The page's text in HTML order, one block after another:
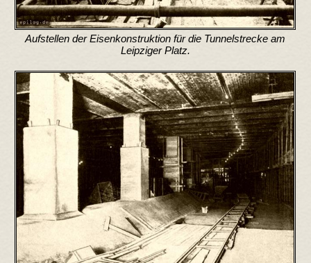
Aufstellen der Eisenkonstruktion für die Tunnelstrecke am
Leipziger Platz.